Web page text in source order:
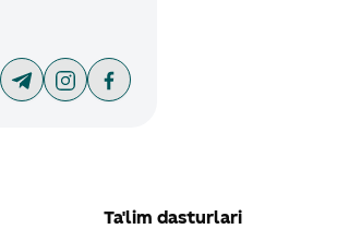
Ta'lim dasturlari